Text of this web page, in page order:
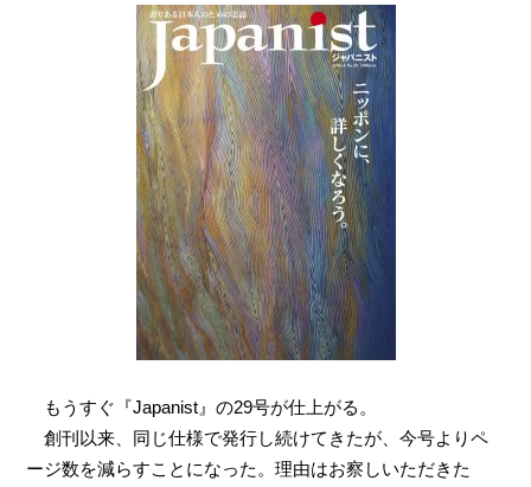
もうすぐ『Japanist』の29号が仕上がる。
創刊以来、同じ仕様で発行し続けてきたが、今号よりペ
ージ数を減らすことになった。理由はお察しいただきた